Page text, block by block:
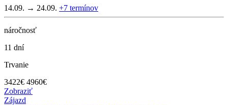
14.09. → 24.09. +7 termínov
náročnosť
11 dní
Trvanie
3422€ 4960€
Zobraziť
Zájazd